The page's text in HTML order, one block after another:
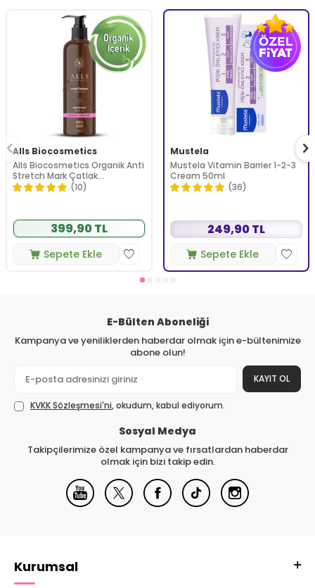
Alls Biocosmetics
Alls Biocosmetics Organik Anti
Stretch Mark Çatlak
Önlemeye Yardımcı Jel 350 ml
(10)
399,90 TL
Sepete Ekle
Mustela
Mustela Vitamin Barrier 1-2-3
Cream 50ml
(36)
249,90 TL
Sepete Ekle
E-Bülten Aboneliği
Kampanya ve yeniliklerden haberdar olmak için e-bültenimize
abone olun!
KAYIT OL
KVKK Sözleşmesi'ni, okudum, kabul ediyorum.
Sosyal Medya
Takipçilerimize özel kampanya ve fırsatlardan haberdar
olmak için bizi takip edin.
Kurumsal